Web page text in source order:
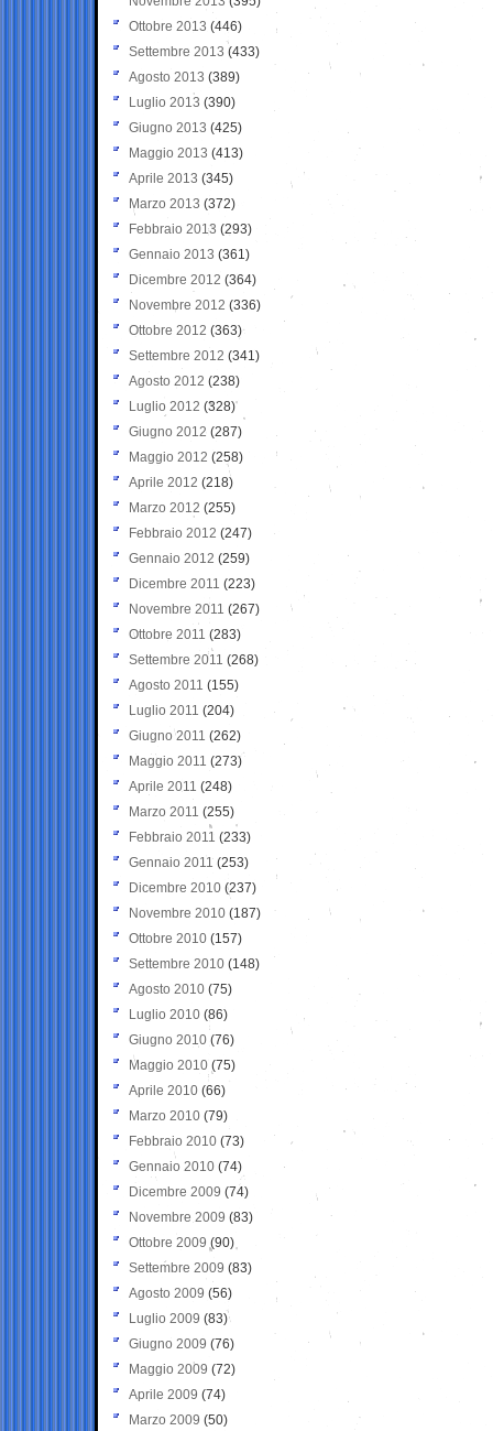
Ottobre 2013 (446)
Settembre 2013 (433)
Agosto 2013 (389)
Luglio 2013 (390)
Giugno 2013 (425)
Maggio 2013 (413)
Aprile 2013 (345)
Marzo 2013 (372)
Febbraio 2013 (293)
Gennaio 2013 (361)
Dicembre 2012 (364)
Novembre 2012 (336)
Ottobre 2012 (363)
Settembre 2012 (341)
Agosto 2012 (238)
Luglio 2012 (328)
Giugno 2012 (287)
Maggio 2012 (258)
Aprile 2012 (218)
Marzo 2012 (255)
Febbraio 2012 (247)
Gennaio 2012 (259)
Dicembre 2011 (223)
Novembre 2011 (267)
Ottobre 2011 (283)
Settembre 2011 (268)
Agosto 2011 (155)
Luglio 2011 (204)
Giugno 2011 (262)
Maggio 2011 (273)
Aprile 2011 (248)
Marzo 2011 (255)
Febbraio 2011 (233)
Gennaio 2011 (253)
Dicembre 2010 (237)
Novembre 2010 (187)
Ottobre 2010 (157)
Settembre 2010 (148)
Agosto 2010 (75)
Luglio 2010 (86)
Giugno 2010 (76)
Maggio 2010 (75)
Aprile 2010 (66)
Marzo 2010 (79)
Febbraio 2010 (73)
Gennaio 2010 (74)
Dicembre 2009 (74)
Novembre 2009 (83)
Ottobre 2009 (90)
Settembre 2009 (83)
Agosto 2009 (56)
Luglio 2009 (83)
Giugno 2009 (76)
Maggio 2009 (72)
Aprile 2009 (74)
Marzo 2009 (50)